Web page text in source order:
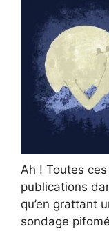
Ah ! Toutes
publications
qu’en grattant
sondage